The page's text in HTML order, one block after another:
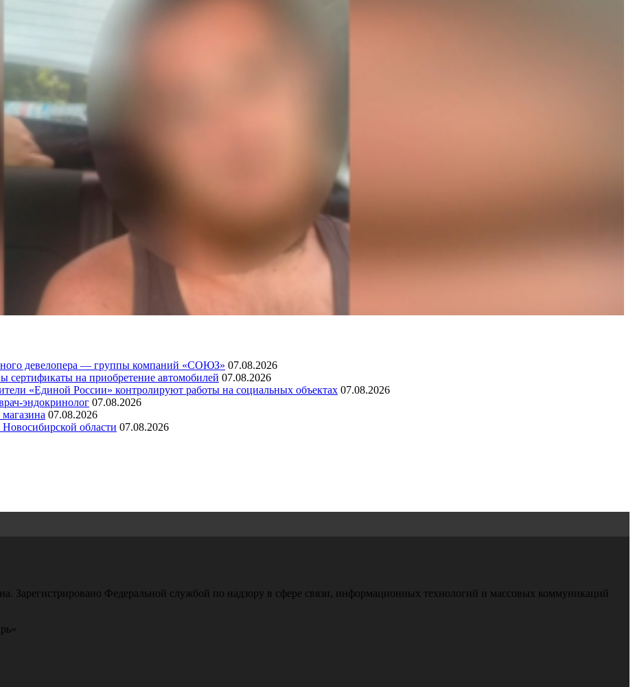
девелопера — группы компаний «СОЮЗ» 07.08.2026
сертификаты на приобретение автомобилей 07.08.2026
«Единой России» контролируют работы на социальных объектах 07.08.2026
эндокринолог 07.08.2026
07.08.2026
области 07.08.2026
Зарегистрировано Федеральной службой по надзору в сфере связи, информационных технологий и массовых коммуникаций